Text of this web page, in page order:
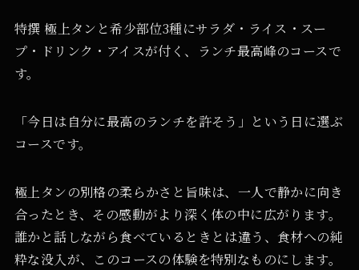
特撰 極上タンと希少部位3種にサラダ・ライス・スー
プ・ドリンク・アイスが付く、ランチ最高峰のコースで
す。
「今日は自分に最高のランチを許そう」という日に選ぶ
コースです。
極上タンの別格の柔らかさと旨味は、一人で静かに向き
合ったとき、その感動がより深く体の中に広がります。
誰かと話しながら食べているときとは違う、食材への純
粋な没入が、このコースの体験を特別なものにします。